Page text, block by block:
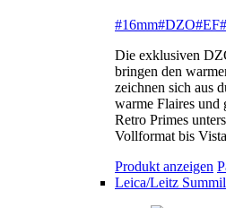
#16mm#DZO#EF
Die exklusiven
bringen den
zeichnen sich aus
warme Flaires und
Retro Primes
Vollformat bis
Produkt anzeigen
Leica/Leitz